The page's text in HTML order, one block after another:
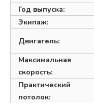
Год выпуска:
Экипаж:
Двигатель:
Максимальная
скорость:
Практический
потолок: